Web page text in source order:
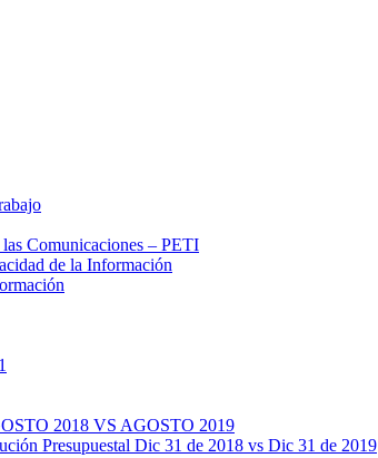
Comunicaciones – PETI
de la Información
2018 VS AGOSTO 2019
Presupuestal Dic 31 de 2018 vs Dic 31 de 2019